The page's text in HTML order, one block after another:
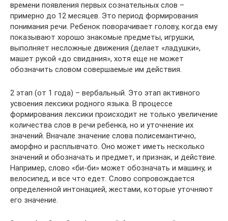
времени появления первых сознательных слов –
примерно до 12 месяцев. Это период формирования
понимания речи. Ребенок поворачивает голову, когда ему
показывают хорошо знакомые предметы, игрушки,
выполняет несложные движения (делает «ладушки»,
машет рукой «до свидания», хотя еще не может
обозначить словом совершаемые им действия.
2 этап (от 1 года) – вербальный. Это этап активного
усвоения лексики родного языка. В процессе
формирования лексики происходит не только увеличение
количества слов в речи ребенка, но и уточнение их
значений. Вначале значение слова полисемантично,
аморфно и расплывчато. Оно может иметь несколько
значений и обозначать и предмет, и признак, и действие.
Например, слово «би-би» может обозначать и машину, и
велосипед, и все что едет. Слово сопровождается
определенной интонацией, жестами, которые уточняют
его значение.